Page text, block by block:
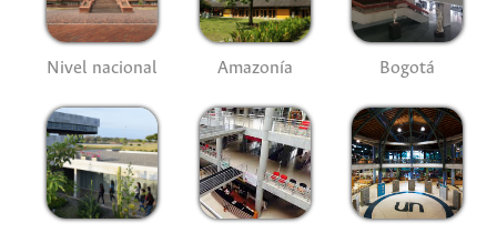
Nivel nacional Amazonía Bogotá